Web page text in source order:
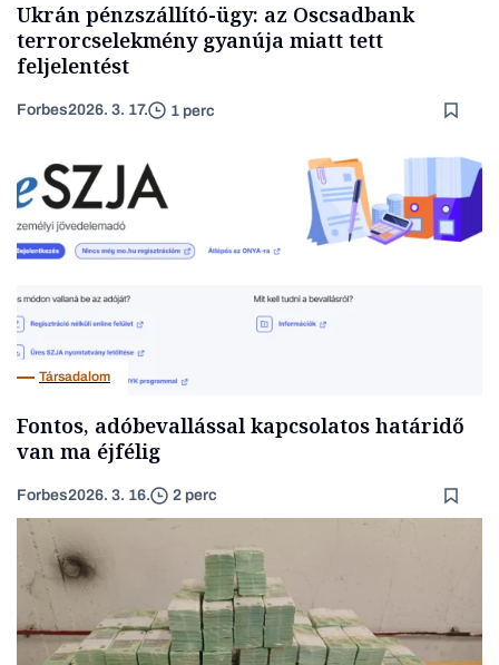
Ukrán pénzszállító-ügy: az Oscsadbank
terrorcselekmény gyanúja miatt tett
feljelentést
Forbes2026. 3. 17. 1 perc
Társadalom
Fontos, adóbevallással kapcsolatos határidő
van ma éjfélig
Forbes2026. 3. 16. 2 perc